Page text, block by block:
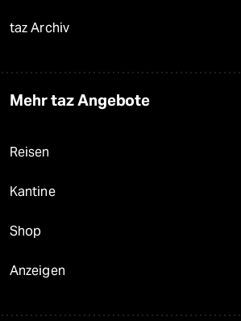
taz Archiv
Mehr taz Angebote
Reisen
Kantine
Shop
Anzeigen